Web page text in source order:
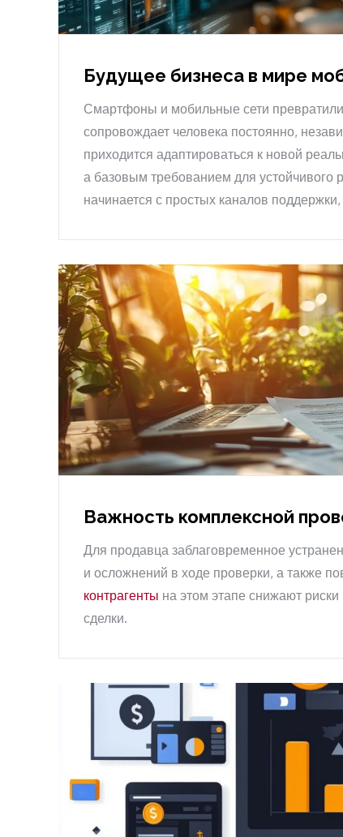
Будущее бизнеса в мире
Смартфоны и мобильные сети
сопровождает человека постоянно,
приходится адаптироваться к новой
а базовым требованием для устойчивого
начинается с простых каналов
Важность комплексной
Для продавца заблаговременное
и осложнений в ходе проверки, а также
контрагенты на этом этапе снижают
сделки.